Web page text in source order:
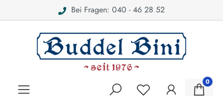
Bei Fragen: 040 - 46 28 52
0